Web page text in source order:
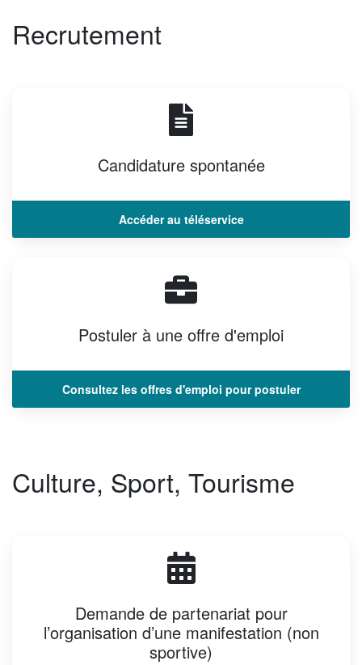
Recrutement
Candidature spontanée
Accéder au téléservice
Postuler à une offre d'emploi
Consultez les offres d'emploi pour postuler
Culture, Sport, Tourisme
Demande de partenariat pour
l’organisation d’une manifestation (non
sportive)